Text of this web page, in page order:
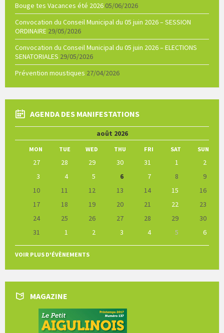
Bouge tes Vacances été 2026 05/06/2026
Convocation du Conseil Municipal du 05 juin 2026 – SESSION
ORDINAIRE 29/05/2026
Convocation du Conseil Municipal du 05 juin 2026 – ELECTIONS
SENATORIALES 29/05/2026
Prévention moustiques 27/04/2026
AGENDA DES MANIFESTATIONS
août 2026
Month
Month
MON TUE WED THU FRI SAT SUN
calendar
27 28 29 30 31 1
2
3
4 5 6 7 8
9
10
11 12 13 14 15
16
17
18 19 20 21 22
23
24
25 26 27 28 29
30
31
1 2 3 4 5
6
to
calendar
VOIR PLUS D'ÉVÈNEMENTS
MAGAZINE